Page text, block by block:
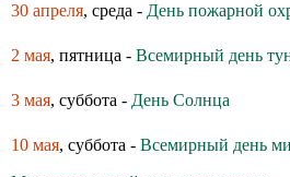
30 апреля, среда - День пожарной
2 мая, пятница - Всемирный день
3 мая, суббота - День Солнца
10 мая, суббота - Всемирный день